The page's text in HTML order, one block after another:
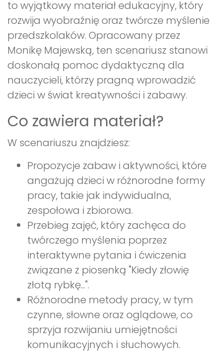
to wyjątkowy materiał edukacyjny, który
rozwija wyobraźnię oraz twórcze myślenie
przedszkolaków. Opracowany przez
Monikę Majewską, ten scenariusz stanowi
doskonałą pomoc dydaktyczną dla
nauczycieli, którzy pragną wprowadzić
dzieci w świat kreatywności i zabawy.
Co zawiera materiał?
W scenariuszu znajdziesz:
Propozycje zabaw i aktywności, które
angażują dzieci w różnorodne formy
pracy, takie jak indywidualna,
zespołowa i zbiorowa.
Przebieg zajęć, który zachęca do
twórczego myślenia poprzez
interaktywne pytania i ćwiczenia
związane z piosenką "Kiedy złowię
złotą rybkę...".
Różnorodne metody pracy, w tym
czynne, słowne oraz oglądowe, co
sprzyja rozwijaniu umiejętności
komunikacyjnych i słuchowych.